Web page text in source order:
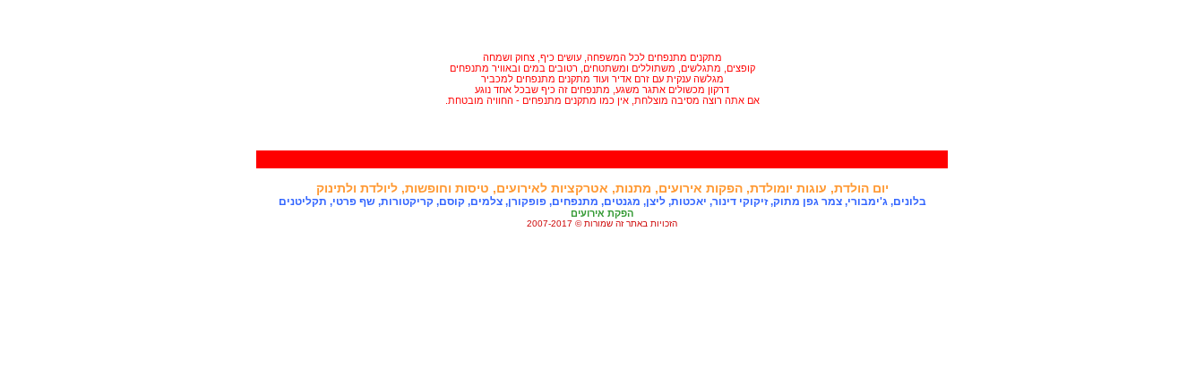
טיפולי ספא
צעצועים
טיסן רדיו
מכונית שלט רחוק
רחפנים
בובות Bratz
פאוור רנגר
עגלות לתינוקות
ערסלי ישיבה
צעצועי LEGO
מתקנים מתנפחים לכל המשפחה, עושים כיף, צחוק ושמחה
קופצים, מתגלשים, משתוללים ומשתטחים, רטובים במים ובאוויר מתנפחים
מגלשה ענקית עם זרם אדיר ועוד מתקנים מתנפחים למכביר
דרקון מכשולים אתגר משגע, מתנפחים זה כיף שבכל אחד נוגע
אם אתה רוצה מסיבה מוצלחת, אין כמו מתקנים מתנפחים - החוויה מובטחת.
יום הולדת, עוגות יומולדת,הפקות אירועים, מתנות, אטרקציות לאירועים, טיסות וחופשות,ליולדת ולתינוק
בלונים,ג'ימבורי,צמר גפן מתוק,זיקוקי דינור, יאכטות,ליצן, מגנטים, מתנפחים,פופקורן,צלמים,קוסם,קריקטורות,שף פרטי, תקליטנים
הפקת אירועים
הזכויות באתר זה שמורות © 2007-2017